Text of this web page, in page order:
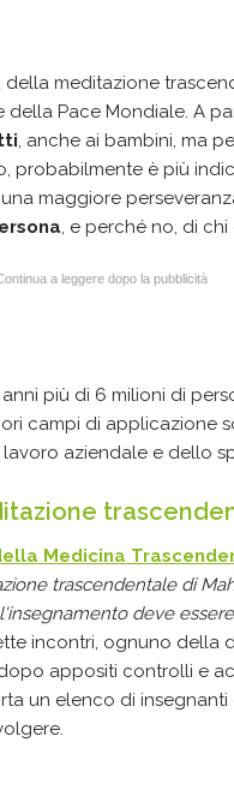
della meditazione
della Pace Mondiale. A
, anche ai bambini, ma
probabilmente è più
maggiore
, e perché no, di chi
a leggere dopo la pubblicità
più di 6 milioni di
campi di applicazione
aziendale e dello
Medicina
trascendentale di
deve
incontri, ognuno della
appositi controlli e
un elenco di